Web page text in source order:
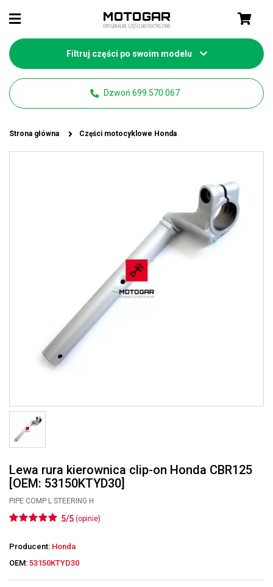
Filtruj części po swoim modelu
Dzwoń 699 570 067
Strona główna Części motocyklowe Honda
Lewa rura kierownica clip-on Honda CBR125
[OEM: 53150KTYD30]
PIPE COMP L STEERING H
5/5 (opinie)
Producent: Honda
OEM: 53150KTYD30